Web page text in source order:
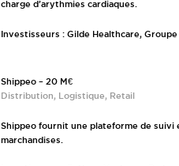
charge d’arythmies cardiaques.
Investisseurs : Gilde Healthcare,
Shippeo – 20 M€
Distribution, Logistique, Retail
Shippeo fournit une plateforme de
marchandises.